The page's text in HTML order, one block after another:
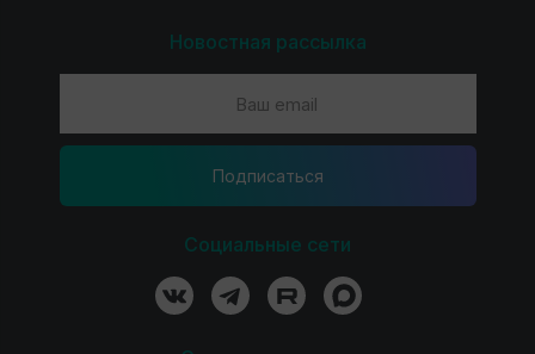
Новостная рассылка
Подпиcаться
Социальные сети